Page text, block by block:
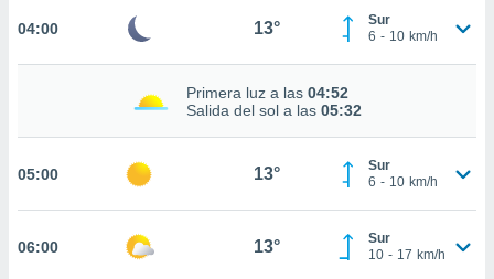
permite
coste.
a la
CONFIGURACIÓN
04:00 13°
Sur
6 - 10 km/h
Primera luz a las 04:52
Salida del sol a las 05:32
05:00 13°
Sur
6 - 10 km/h
06:00 13°
Sur
10 - 17 km/h